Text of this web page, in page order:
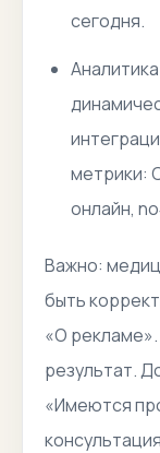
сегодня.
метрики:
онлайн,
Важно:
быть
«О
результат.
«Имеются